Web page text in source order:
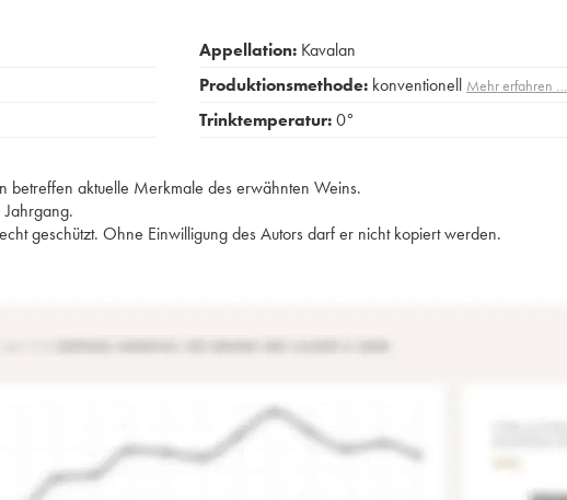
Appellation: Kavalan
Produktionsmethode: konventionell Mehr erfahren …
Trinktemperatur:0°
betreffen aktuelle Merkmale des erwähnten Weins.
geschützt. Ohne Einwilligung des Autors darf er nicht kopiert werden.